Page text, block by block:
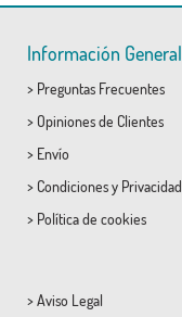
Información General
> Preguntas Frecuentes
> Opiniones de Clientes
> Envío
> Condicionesy Privacidad
> Política de cookies
> Aviso Legal